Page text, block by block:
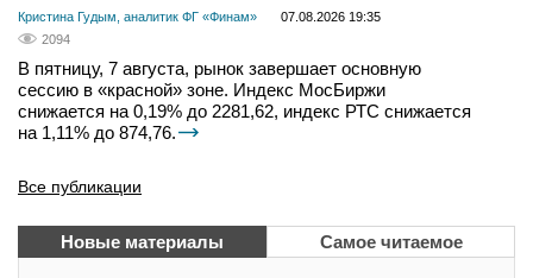
Кристина Гудым, аналитик ФГ «Финам»
07.08.2026 19:35
2094
В пятницу, 7 августа, рынок завершает основную
сессию в «красной» зоне. Индекс МосБиржи
снижается на 0,19% до 2281,62, индекс РТС снижается
на 1,11% до 874,76.
Все публикации
Новые материалы Самое читаемое